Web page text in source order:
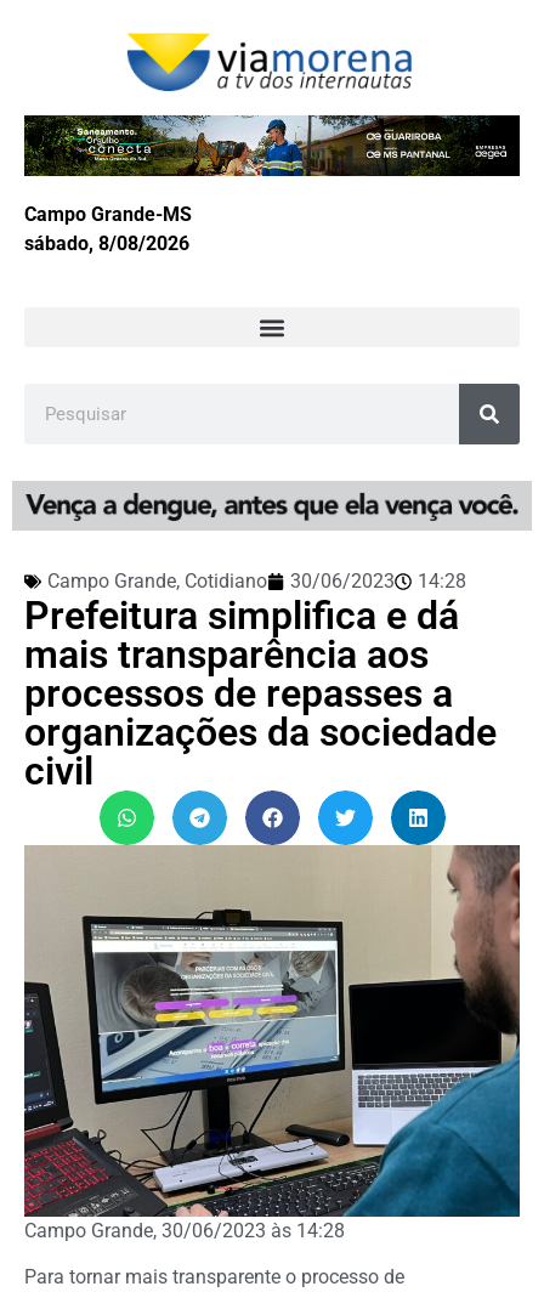
Campo Grande-MS
sábado, 8/08/2026
Campo Grande, Cotidiano 30/06/2023 14:28
Prefeitura simplifica e dá
mais transparência aos
processos de repasses a
organizações da sociedade
civil
Campo Grande, 30/06/2023 às 14:28
Para tornar mais transparente o processo de